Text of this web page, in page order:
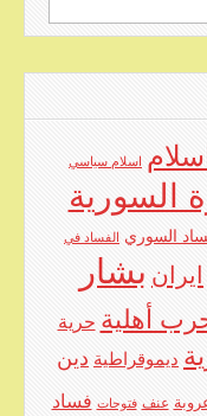
اسلام اسلام سياسي
السورية
السوري الفساد في
ايران بشار
أهلية حرية
ديموقراطية دين
عنف فتوحات فساد